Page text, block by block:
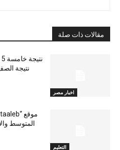
مقالات ذات صلة
اخبار مصر
التعليم